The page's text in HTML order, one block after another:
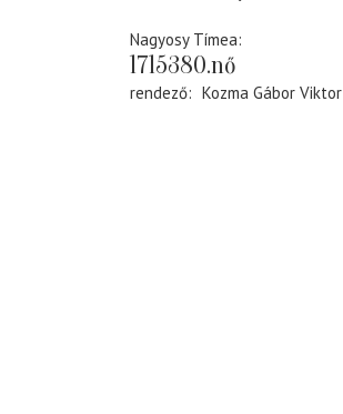
Nagyosy Tímea
1715380.nő
rendező Kozma Gábor Viktor